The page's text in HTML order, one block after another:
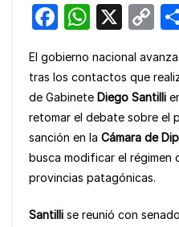
F
c
e
b
o
o
W
at
s
A
p
p
X
C
p
y
Li
n
k
El gobierno nacional
tras los contactos que
de Gabinete Diego Santilli
retomar el debate sobre el
sanción en la Cámara de
busca modificar el régimen
provincias patagónicas.
Santilli se reunió con